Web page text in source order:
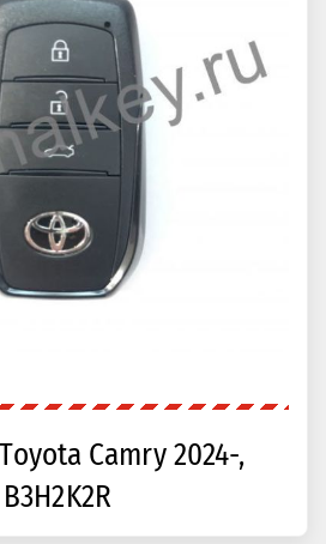
Camry 2024-,
B3H2K2R